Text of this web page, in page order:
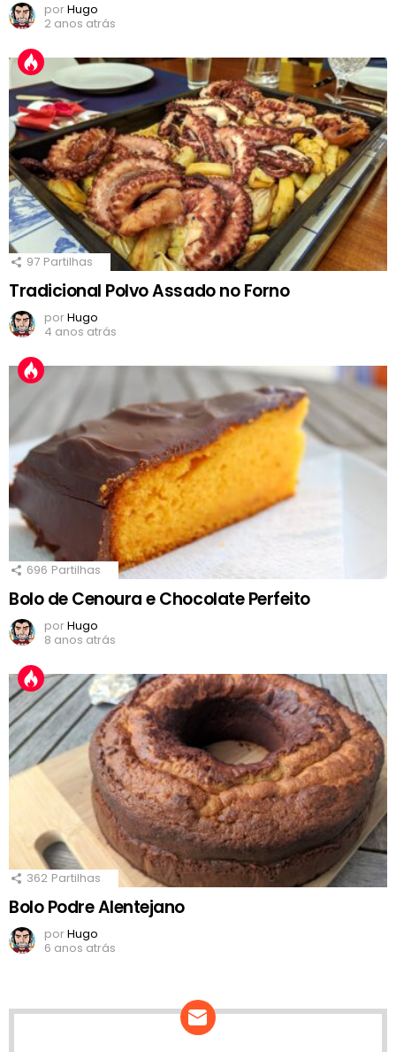
porHugo
2 anos atrás
97 Partilhas
Tradicional Polvo Assado no Forno
porHugo
4 anos atrás
696 Partilhas
Bolo de Cenoura e Chocolate Perfeito
porHugo
8 anos atrás
362 Partilhas
Bolo Podre Alentejano
porHugo
6 anos atrás